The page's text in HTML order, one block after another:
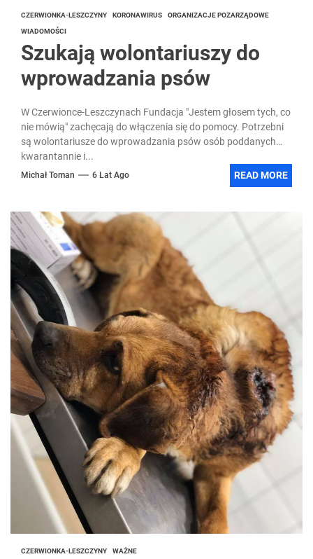
CZERWIONKA-LESZCZYNY KORONAWIRUS ORGANIZACJE POZARZĄDOWE
WIADOMOŚCI
Szukają wolontariuszy do
wprowadzania psów
W Czerwionce-Leszczynach Fundacja "Jestem głosem tych, co
nie mówią" zachęcają do włączenia się do pomocy. Potrzebni
są wolontariusze do wprowadzania psów osób poddanych
kwarantannie i...
Michał Toman 6 Lat Ago READ MORE
CZERWIONKA-LESZCZYNY WAŻNE